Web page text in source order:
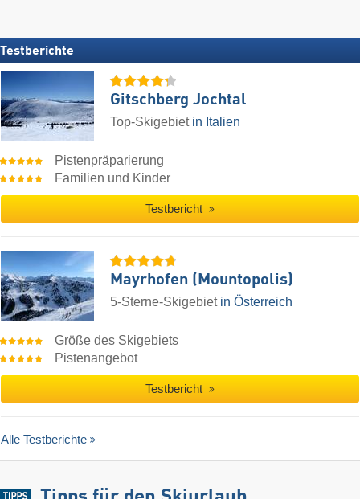
Testberichte
Gitschberg Jochtal
Top-Skigebiet in Italien
Pistenpräparierung
Familien und Kinder
Testbericht
Mayrhofen (Mountopolis)
5-Sterne-Skigebiet in Österreich
Größe des Skigebiets
Pistenangebot
Testbericht
Alle Testberichte